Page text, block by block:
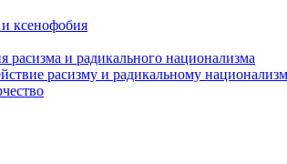
ксенофобия
расизма и радикального национализма
расизму и радикальному